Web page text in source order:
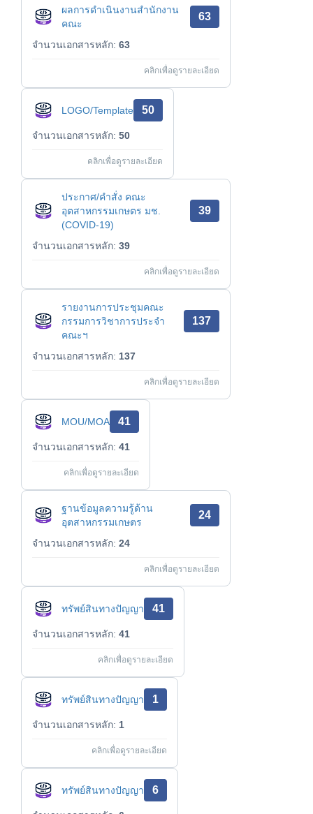
ผลการดำเนินงานสำนักงาน
คณะ
63
จำนวนเอกสารหลัก: 63
คลิกเพื่อดูรายละเอียด
LOGO/Template 50
จำนวนเอกสารหลัก: 50
คลิกเพื่อดูรายละเอียด
ประกาศ/คำสั่ง คณะ
อุตสาหกรรมเกษตร มช.
(COVID-19)
39
จำนวนเอกสารหลัก: 39
คลิกเพื่อดูรายละเอียด
รายงานการประชุมคณะ
กรรมการวิชาการประจำ
คณะฯ
137
จำนวนเอกสารหลัก: 137
คลิกเพื่อดูรายละเอียด
MOU/MOA 41
จำนวนเอกสารหลัก: 41
คลิกเพื่อดูรายละเอียด
ฐานข้อมูลความรู้ด้าน
อุตสาหกรรมเกษตร
24
จำนวนเอกสารหลัก: 24
คลิกเพื่อดูรายละเอียด
ทรัพย์สินทางปัญญา 41
จำนวนเอกสารหลัก: 41
คลิกเพื่อดูรายละเอียด
ทรัพย์สินทางปัญญา 1
จำนวนเอกสารหลัก: 1
คลิกเพื่อดูรายละเอียด
ทรัพย์สินทางปัญญา 6